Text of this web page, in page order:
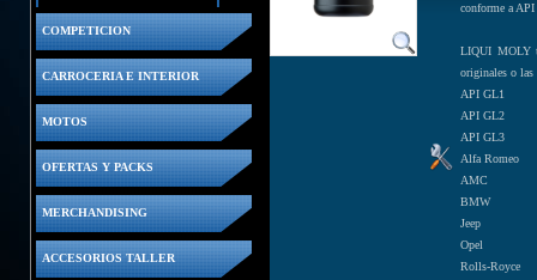
COMPETICION
CARROCERIA E INTERIOR
MOTOS
OFERTAS Y PACKS
MERCHANDISING
ACCESORIOS TALLER
conforme a
LIQUI MOLY
originales o las
API GL1
API GL2
API GL3
Alfa Romeo
AMC
BMW
Jeep
Opel
Rolls-Royce